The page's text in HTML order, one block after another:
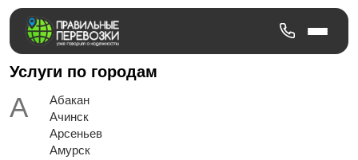
Услуги по городам
Абакан
Ачинск
Арсеньев
Амурск